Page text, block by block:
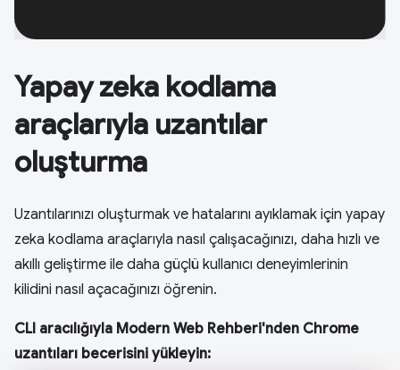
Yapay zeka kodlama
araçlarıyla uzantılar
oluşturma
Uzantılarınızı oluşturmak ve hatalarını ayıklamak için yapay
zeka kodlama araçlarıyla nasıl çalışacağınızı, daha hızlı ve
akıllı geliştirme ile daha güçlü kullanıcı deneyimlerinin
kilidini nasıl açacağınızı öğrenin.
CLI aracılığıyla Modern Web Rehberi'nden Chrome
uzantıları becerisini yükleyin: